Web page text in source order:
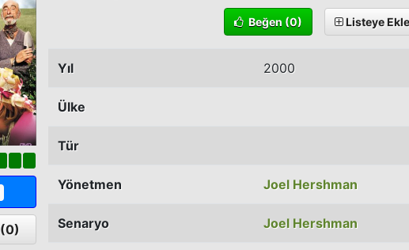
(0)
Beğen (0) Listeye Ekle
Yıl 2000
Ülke
Tür
Yönetmen Joel Hershman
Senaryo Joel Hershman